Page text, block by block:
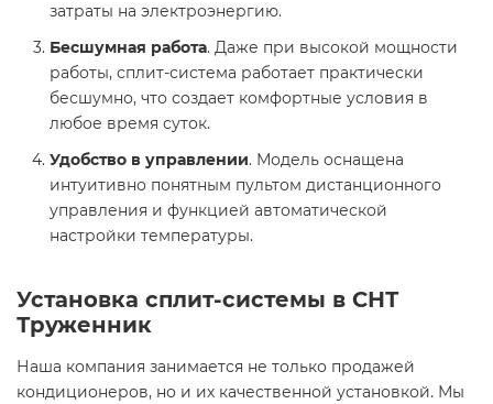
затраты на электроэнергию.
Бесшумная работа. Даже при высокой мощности
работы, сплит-система работает практически
бесшумно, что создает комфортные условия в
любое время суток.
Удобство в управлении. Модель оснащена
интуитивно понятным пультом дистанционного
управления и функцией автоматической
настройки температуры.
Установка сплит-системы в СНТ
Труженник
Наша компания занимается не только продажей
кондиционеров, но и их качественной установкой. Мы